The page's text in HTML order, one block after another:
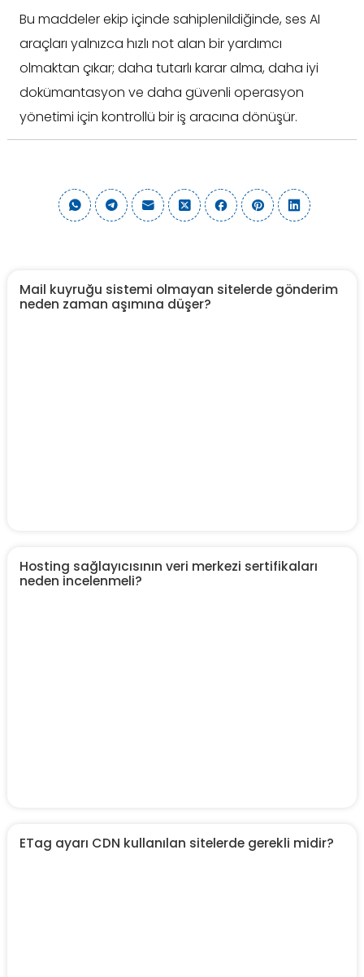
Bu maddeler ekip içinde sahiplenildiğinde, ses AI
araçları yalnızca hızlı not alan bir yardımcı
olmaktan çıkar; daha tutarlı karar alma, daha iyi
dokümantasyon ve daha güvenli operasyon
yönetimi için kontrollü bir iş aracına dönüşür.
Mail kuyruğu sistemi olmayan sitelerde gönderim
neden zaman aşımına düşer?
Hosting sağlayıcısının veri merkezi sertifikaları
neden incelenmeli?
ETag ayarı CDN kullanılan sitelerde gerekli midir?